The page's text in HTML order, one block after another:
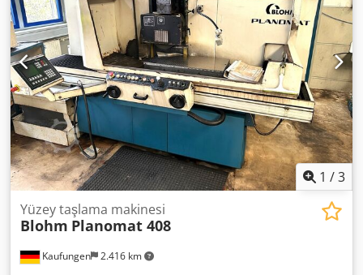
taşlama makinesi Çok iyi bakımlı durumda Dksdjy Ry
Dqspfx Aqgsr
1 /3
Kaufungen 2.416 km
Yüzey taşlama makinesi
Blohm Planomat 408